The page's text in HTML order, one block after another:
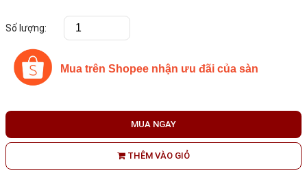
Số lượng:
Mua trên Shopee nhận ưu đãi của sàn
MUA NGAY
THÊM VÀO GIỎ